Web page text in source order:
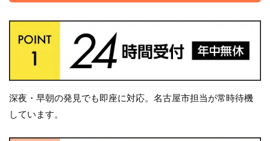
深夜・早朝の発見でも即座に対応。名古屋市担当が常時待機
しています。